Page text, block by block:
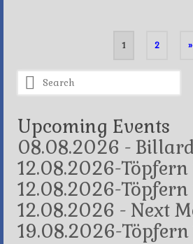
pagination
1 2 »
Search
for:
Upcoming Events
08.08.2026 -
12.08.2026-
12.08.2026-
12.08.2026 - Next
19.08.2026-